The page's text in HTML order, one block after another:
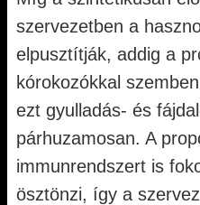
szervezetben a
elpusztítják, addig a
kórokozókkal
ezt gyulladás- és
párhuzamosan. A
immunrendszert is
ösztönzi, így a